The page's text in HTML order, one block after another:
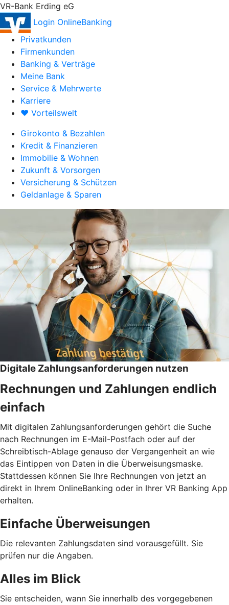
VR-Bank Erding eG
Login OnlineBanking
Privatkunden
Firmenkunden
Banking & Verträge
Meine Bank
Service & Mehrwerte
Karriere
♥ Vorteilswelt
Girokonto & Bezahlen
Kredit & Finanzieren
Immobilie & Wohnen
Zukunft & Vorsorgen
Versicherung & Schützen
Geldanlage & Sparen
Digitale Zahlungsanforderungen nutzen
Rechnungen und Zahlungen endlich
einfach
Mit digitalen Zahlungsanforderungen gehört die Suche
nach Rechnungen im E-Mail-Postfach oder auf der
Schreibtisch-Ablage genauso der Vergangenheit an wie
das Eintippen von Daten in die Überweisungsmaske.
Stattdessen können Sie Ihre Rechnungen von jetzt an
direkt in Ihrem OnlineBanking oder in Ihrer VR Banking App
erhalten.
Einfache Überweisungen
Die relevanten Zahlungsdaten sind vorausgefüllt. Sie
prüfen nur die Angaben.
Alles im Blick
Sie entscheiden, wann Sie innerhalb des vorgegebenen